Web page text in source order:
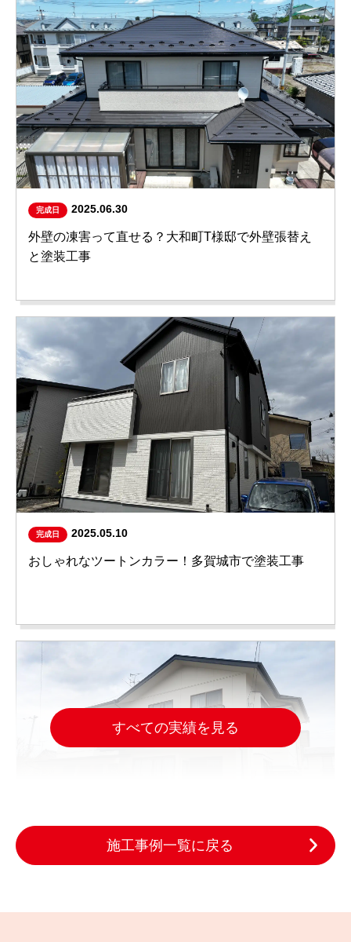
完成日 2025.06.30
外壁の凍害って直せる？大和町T様邸で外壁張替え
と塗装工事
完成日 2025.05.10
おしゃれなツートンカラー！多賀城市で塗装工事
すべての実績を見る
施工事例一覧に戻る